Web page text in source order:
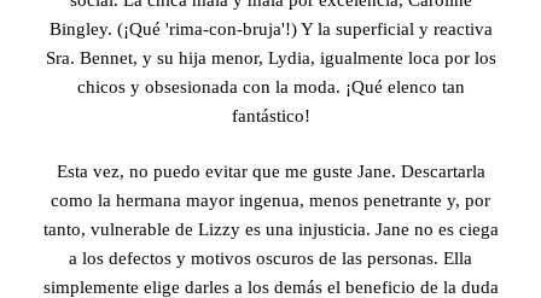
Bingley. (¡Qué 'rima-con-bruja'!) Y la superficial y reactiva
Sra. Bennet, y su hija menor, Lydia, igualmente loca por los
chicos y obsesionada con la moda. ¡Qué elenco tan
fantástico!
Esta vez, no puedo evitar que me guste Jane. Descartarla
como la hermana mayor ingenua, menos penetrante y, por
tanto, vulnerable de Lizzy es una injusticia. Jane no es ciega
a los defectos y motivos oscuros de las personas. Ella
simplemente elige darles a los demás el beneficio de la duda